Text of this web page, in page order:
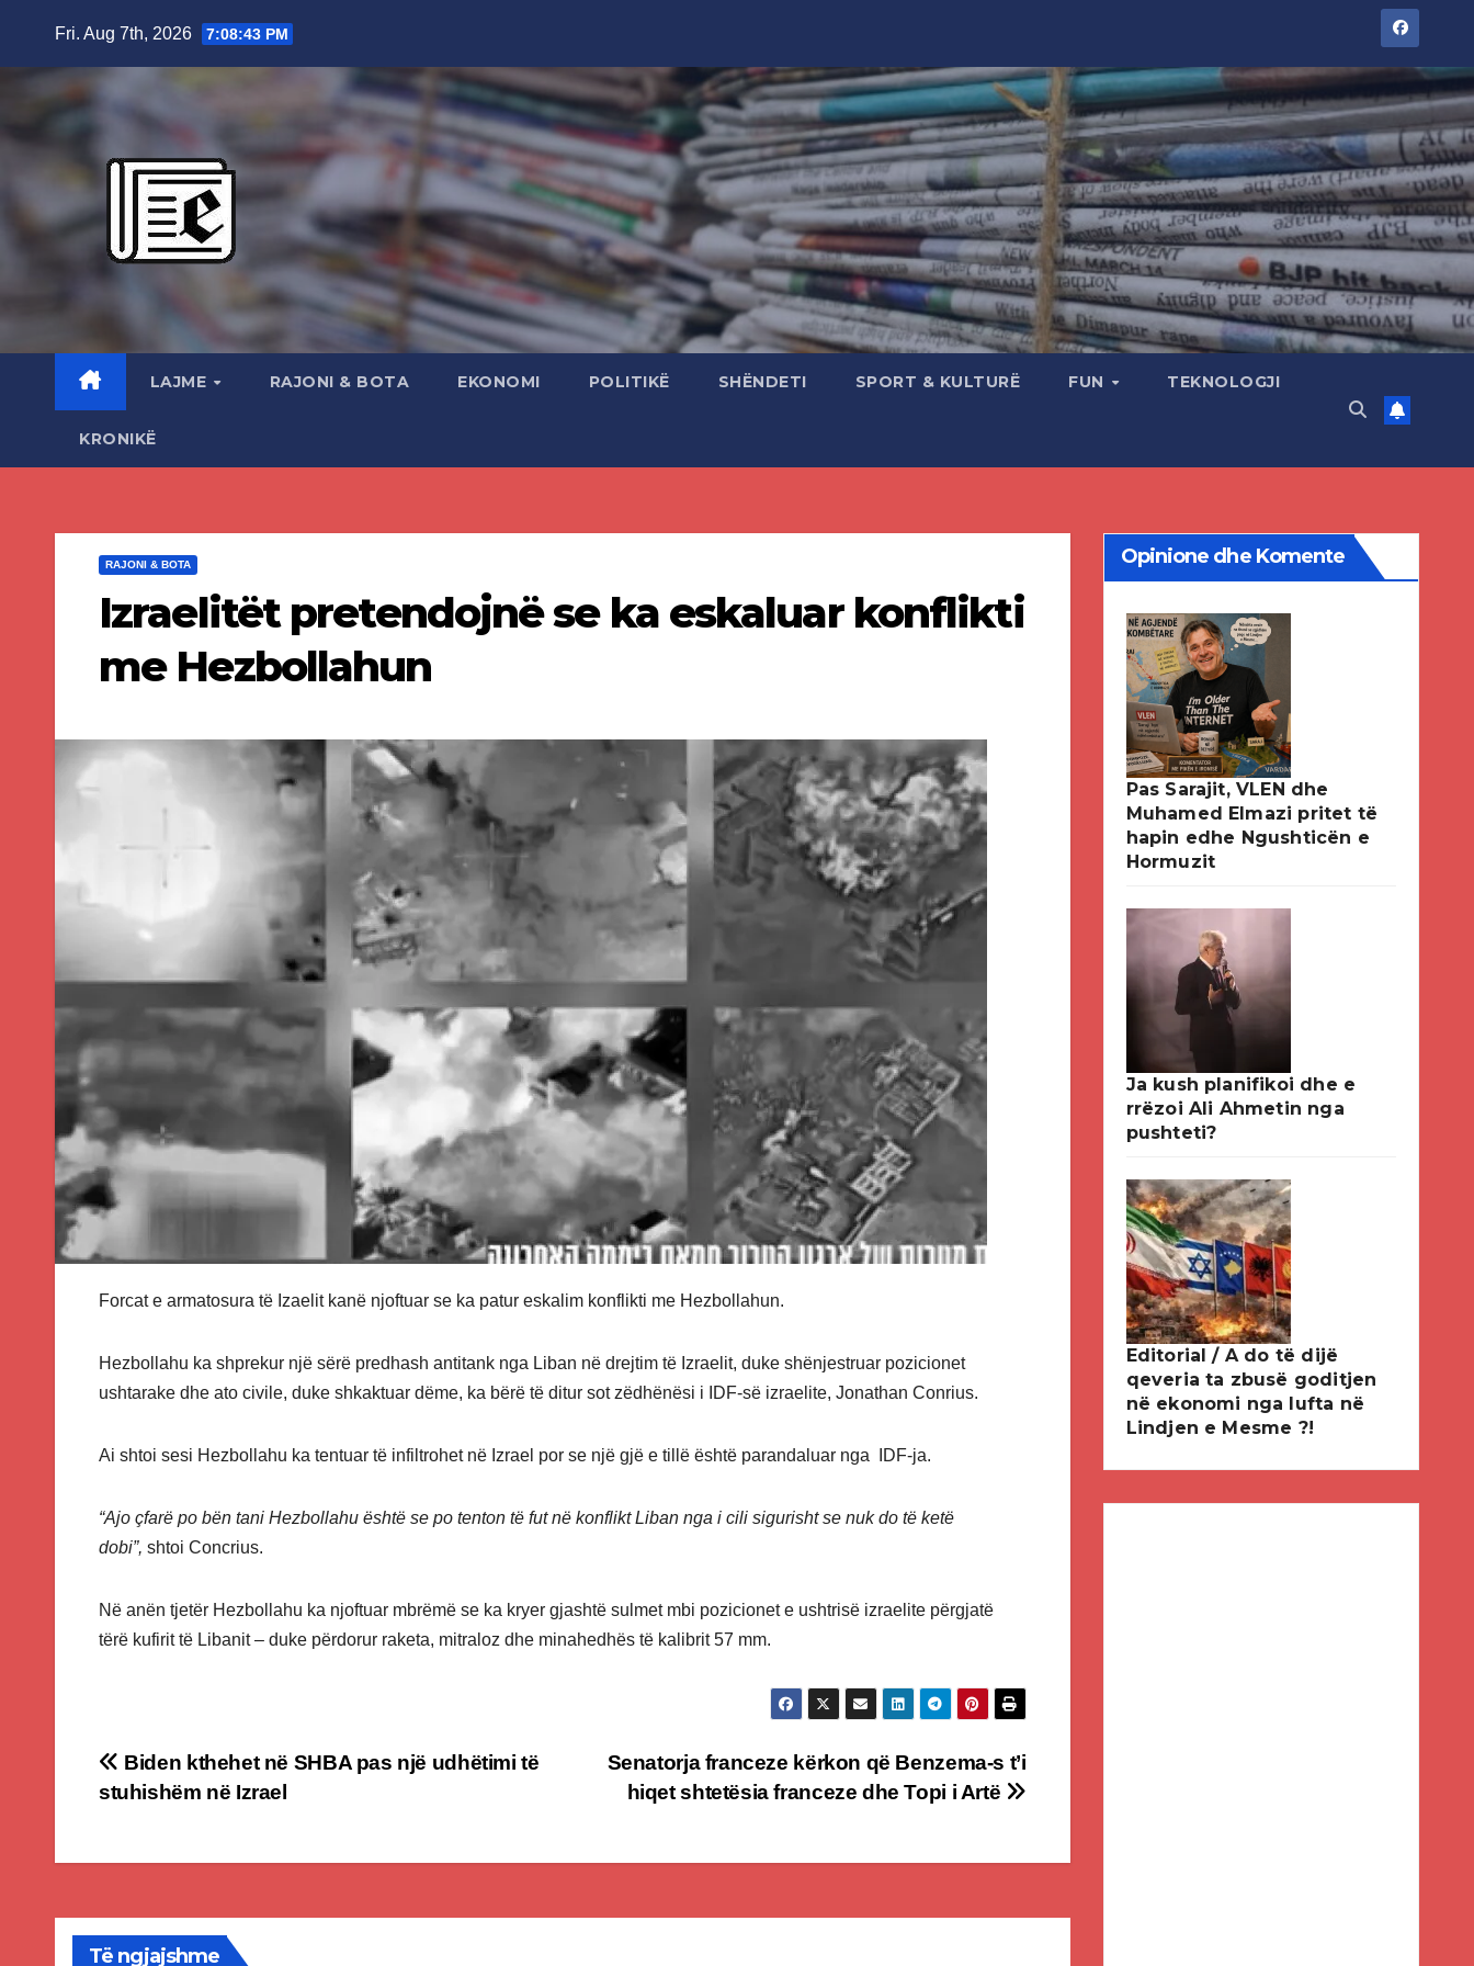
Fri. Aug 7th, 2026 7:08:44 PM
LAJME RAJONI & BOTA EKONOMI POLITIKË SHËNDETI SPORT & KULTURË FUN TEKNOLOGJI
KRONIKË
RAJONI & BOTA
Izraelitët pretendojnë se ka eskaluar konflikti
me Hezbollahun
Forcat e armatosura të Izaelit kanë njoftuar se ka patur eskalim konflikti me Hezbollahun.
Hezbollahu ka shprekur një sërë predhash antitank nga Liban në drejtim të Izraelit, duke shënjestruar pozicionet
ushtarake dhe ato civile, duke shkaktuar dëme, ka bërë të ditur sot zëdhënësi i IDF-së izraelite, Jonathan Conrius.
Ai shtoi sesi Hezbollahu ka tentuar të infiltrohet në Izrael por se një gjë e tillë është parandaluar nga IDF-ja.
“Ajo çfarë po bën tani Hezbollahu është se po tenton të fut në konflikt Liban nga i cili sigurisht se nuk do të ketë
dobi”, shtoi Concrius.
Në anën tjetër Hezbollahu ka njoftuar mbrëmë se ka kryer gjashtë sulmet mbi pozicionet e ushtrisë izraelite përgjatë
tërë kufirit të Libanit – duke përdorur raketa, mitraloz dhe minahedhës të kalibrit 57 mm.
Post
Senatorja franceze kërkon që Benzema-s t’i
hiqet shtetësia franceze dhe Topi i Artë
Biden kthehet në SHBA pas një udhëtimi të
stuhishëm në Izrael
Të ngjajshme
Opinione dhe Komente
Pas Sarajit, VLEN dhe
Muhamed Elmazi pritet të
hapin edhe Ngushticën e
Hormuzit
Ja kush planifikoi dhe e
rrëzoi Ali Ahmetin nga
pushteti?
Editorial / A do të dijë
qeveria ta zbusë goditjen
në ekonomi nga lufta në
Lindjen e Mesme ?!